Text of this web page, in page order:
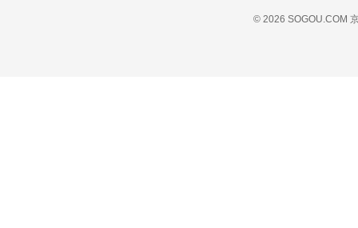
© 2026 SOGOU.COM